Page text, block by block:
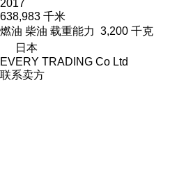
2017
638,983 千米
燃油 柴油 载重能力 3,200 千克
日本
EVERY TRADING Co Ltd
联系卖方